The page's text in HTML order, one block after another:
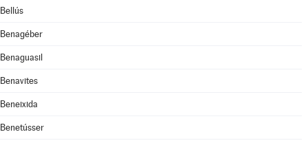
Bellús
Benagéber
Benaguasil
Benavites
Beneixida
Benetússer